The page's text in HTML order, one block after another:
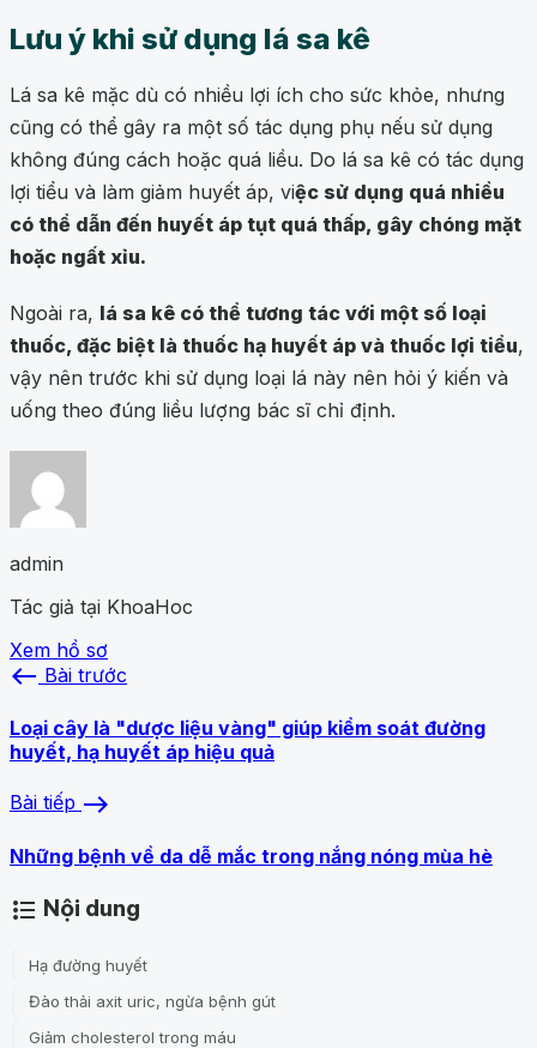
Lưu ý khi sử dụng lá sa kê
Lá sa kê mặc dù có nhiều lợi ích cho sức khỏe, nhưng
cũng có thể gây ra một số tác dụng phụ nếu sử dụng
không đúng cách hoặc quá liều. Do lá sa kê có tác dụng
lợi tiểu và làm giảm huyết áp, việc sử dụng quá nhiều
có thể dẫn đến huyết áp tụt quá thấp, gây chóng mặt
hoặc ngất xỉu.
Ngoài ra, lá sa kê có thể tương tác với một số loại
thuốc, đặc biệt là thuốc hạ huyết áp và thuốc lợi tiểu,
vậy nên trước khi sử dụng loại lá này nên hỏi ý kiến và
uống theo đúng liều lượng bác sĩ chỉ định.
admin
Tác giả tại KhoaHoc
Xem hồ sơ
west Bài trước
Loại cây là "dược liệu vàng" giúp kiểm soát đường
huyết, hạ huyết áp hiệu quả
Bài tiếp east
Những bệnh về da dễ mắc trong nắng nóng mùa hè
format_list_bulleted Nội dung
Hạ đường huyết
Đào thải axit uric, ngừa bệnh gút
Giảm cholesterol trong máu